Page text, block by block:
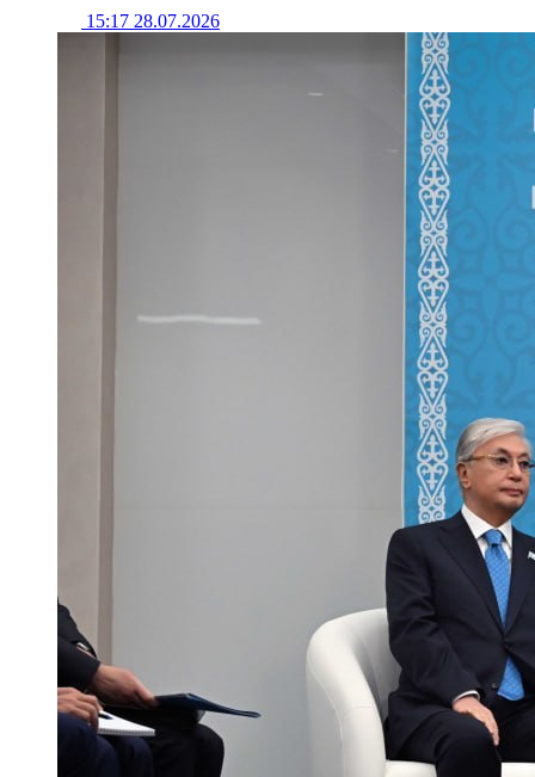
15:17 28.07.2026